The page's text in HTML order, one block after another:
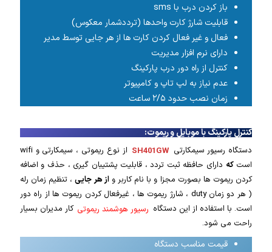
باز کردن درب با sms
قابلیت شارژ کارت واحدها (ترددشمار معکوس)
فعال و غیر فعال کردن کارت ها از هر جایی توسط مدیر
دارای نرم افزار مدیریت
کنترل از راه دور درب پارکینگ
عدم نیاز به لپ تاپ و کامپیوتر
زمان نصب حدود ۲/۵ ساعت
کنترل پارکینگ با موبایل و ریموت:
دستگاه رسیور سیمکارتی SH401GW
از نوع ریموتی ، سیمکارتی و wifi
استکه دارای حافظه ثبت تردد ، قابلیت پشتیبان گیری ، حذف و اضافه
کردن ریموت ها بصورت مجزا و با نام کاربر واز هر جایی، تنظیم زمان رله
( هر دو زمان duty ، شارژ ریموت ها ، غیرفعال کردن ریموت ها از راه دور
است. با استفاده از این دستگاه رسیور هوشمند ریموتی کار مدیران بسیار
راحت می شود.
قیمت مناسب دستگاه